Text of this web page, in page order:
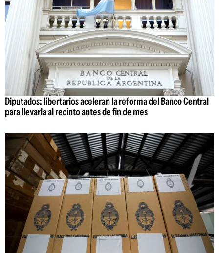
Diputados: libertarios aceleran la reforma del Banco Central
para llevarla al recinto antes de fin de mes